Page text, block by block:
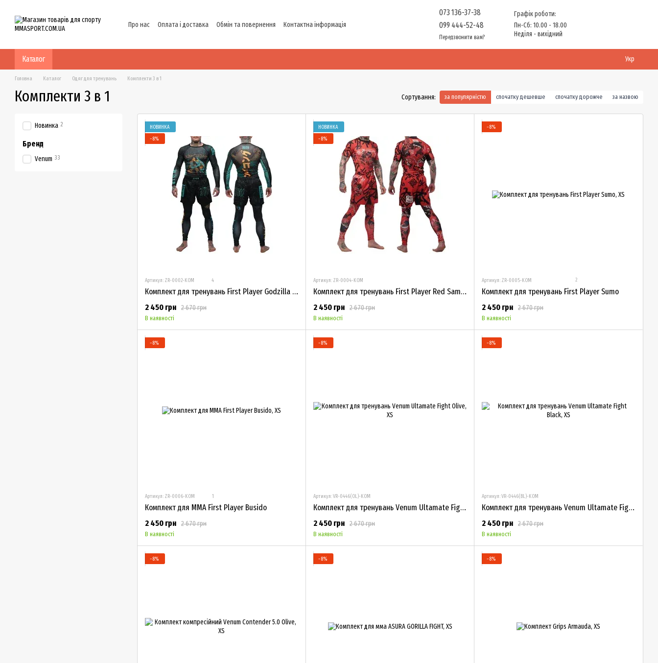
Про нас Оплата і доставка Обмін та повернення
Контактна інформація
073 136-37-38
099 444-52-48
Передзвонити вам?
Графік роботи:
Пн-Сб: 10.00 - 18.00
Неділя - вихідний
Каталог Укр
Головна Каталог Одяг для тренувань Комплекти 3 в 1
Комплекти 3 в 1 Сортування: за популярністю спочатку дешевше спочатку дорожче за назвою
НОВИНКА
−8%
Артикул: ZR-0002-KOM 4
Комплект для тренувань First Player Godzilla Vs Kong
2 670 грн
2 450 грн
В наявності
НОВИНКА
−8%
Артикул: ZR-0004-KOM
Комплект для тренувань First Player Red Samurai
2 670 грн
2 450 грн
В наявності
−8%
Артикул: ZR-0005-KOM 2
Комплект для тренувань First Player Sumo
2 670 грн
2 450 грн
В наявності
−8%
Артикул: ZR-0006-KOM 1
Комплект для ММА First Player Busido
2 670 грн
2 450 грн
В наявності
−8%
Артикул: VR-0446(OL)-KOM
Комплект для тренувань Venum Ultamate Fight Olive
2 670 грн
2 450 грн
В наявності
−8%
Артикул: VR-0446(BL)-KOM
Комплект для тренувань Venum Ultamate Fight Black
2 670 грн
2 450 грн
В наявності
−8% −8% −8%
Новинка 2
Бренд
Venum 33